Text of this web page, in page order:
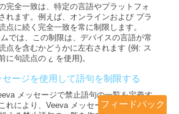
完全一致は、特定の言語やプラットフォ
れます。例えば、オンラインおよび プラ
点に続く完全一致を常に制限します。
では、この制限は、デバイスの言語が常
点を含むかどうかに左右されます (例: ス
に句読点の ¿ を使用)。
ージを使用して語句を制限する
メッセージで禁止語句の一覧を定義す
れにより、Veeva メッセージの文字制限
フィードバック